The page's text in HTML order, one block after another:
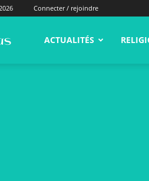
Connecter / rejoindre
alNas.fr ACTUALITÉS